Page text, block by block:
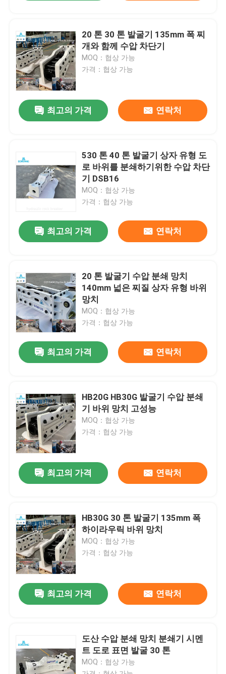
제품
VR 쇼
우리에 대하여
품질 관리
연락주세요
인용문을 요구하세요
굴삭기 유압 브레이커
20 톤 30 톤 발굴기 135mm 폭 찌
개와 함께 수압 차단기
MOQ：협상 가능
가격：협상 가능
최고의 가격 연락처
530 톤 40 톤 발굴기 상자 유형 도
로 바위를 분쇄하기위한 수압 차단
기 DSB16
MOQ：협상 가능
가격：협상 가능
최고의 가격 연락처
20 톤 발굴기 수압 분쇄 망치
140mm 넓은 찌질 상자 유형 바위
망치
MOQ：협상 가능
가격：협상 가능
최고의 가격 연락처
HB20G HB30G 발굴기 수압 분쇄
기 바위 망치 고성능
MOQ：협상 가능
가격：협상 가능
최고의 가격 연락처
HB30G 30 톤 발굴기 135mm 폭
하이라우릭 바위 망치
MOQ：협상 가능
가격：협상 가능
최고의 가격 연락처
도산 수압 분쇄 망치 분쇄기 시멘
트 도로 표면 발굴 30 톤
MOQ：협상 가능